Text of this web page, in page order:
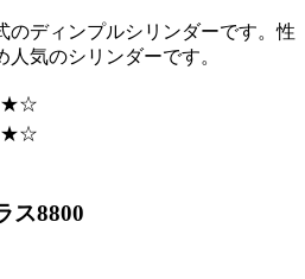
のディンプルシリンダーです。性
気のシリンダーです。
ス8800